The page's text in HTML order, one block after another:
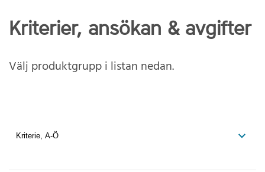
Kriterier, ansökan & avgifter
Välj produktgrupp i listan nedan.